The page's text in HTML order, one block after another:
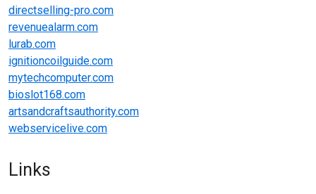
directselling-pro.com
revenuealarm.com
lurab.com
ignitioncoilguide.com
mytechcomputer.com
bioslot168.com
artsandcraftsauthority.com
webservicelive.com
Links